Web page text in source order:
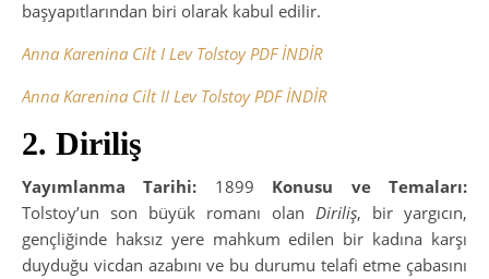
başyapıtlarından biri olarak kabul edilir.
Anna Karenina Cilt I Lev Tolstoy PDF İNDİR
Anna Karenina Cilt II Lev Tolstoy PDF İNDİR
2. Diriliş
Yayımlanma Tarihi: 1899 Konusu ve Temaları:
Tolstoy’un son büyük romanı olan Diriliş, bir yargıcın,
gençliğinde haksız yere mahkum edilen bir kadına karşı
duyduğu vicdan azabını ve bu durumu telafi etme çabasını